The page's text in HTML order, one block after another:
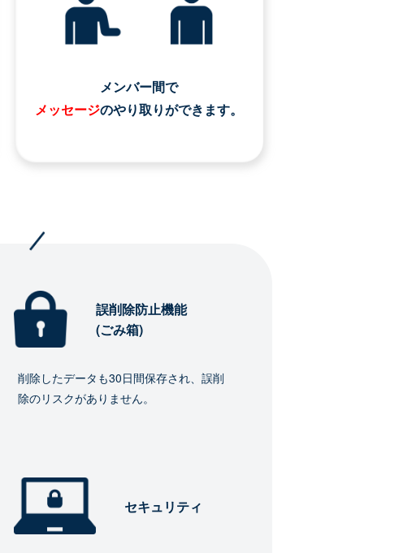
メンバー間で
メッセージのやり取りができます。
誤削除防止機能
(ごみ箱)
削除したデータも30日間保存され、誤削
除のリスクがありません。
セキュリティ